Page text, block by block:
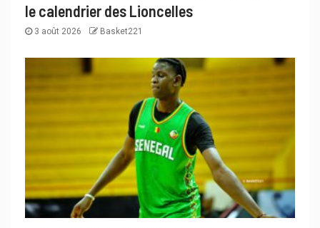
le calendrier des Lioncelles
3 août 2026 Basket221